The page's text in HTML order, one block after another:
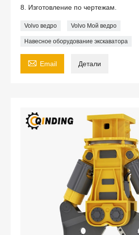
8. Изготовление по чертежам.
Volvo ведро Volvo Мой ведро
Навесное оборудование экскаватора
 Email Детали